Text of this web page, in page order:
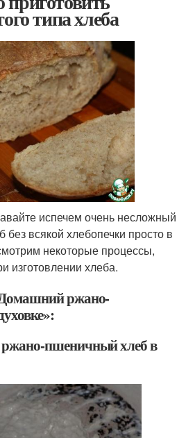
типа хлеба
испечем очень несложный
всякой хлебопечки просто в
некоторые процессы,
изготовлении хлеба.
ржано-
пшеничный хлеб в